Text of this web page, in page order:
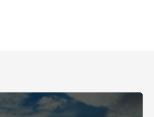
300 рублей за 9 часов в смену.